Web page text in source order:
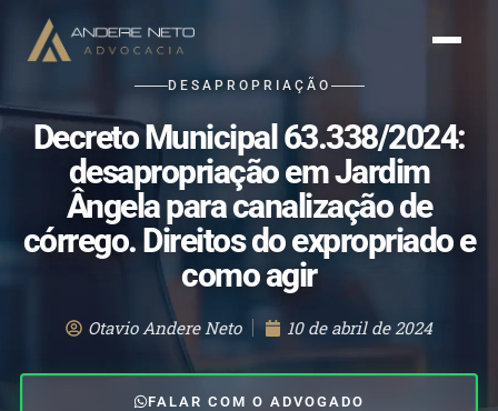
DESAPROPRIAÇÃO
Decreto Municipal 63.338/2024:
desapropriação em Jardim
Ângela para canalização de
córrego. Direitos do expropriado e
como agir
Otavio Andere Neto 10 de abril de 2024
FALAR COM O ADVOGADO